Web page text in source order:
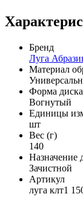
Бренд
Луга
Материал
Форма диска
Вогнутый
Единицы
шт
Вес (г)
140
Назначение
Зачистной
Артикул
луга клт1